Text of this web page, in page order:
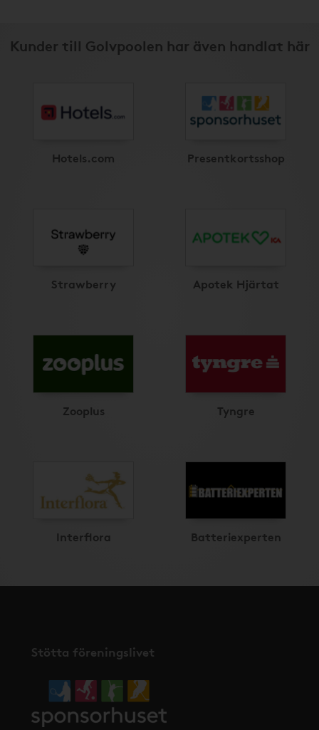
Kunder till Golvpoolen har även handlat här
Hotels.com Presentkortsshop
Strawberry Apotek Hjärtat
Zooplus Tyngre
Interflora Batteriexperten
Stötta föreningslivet